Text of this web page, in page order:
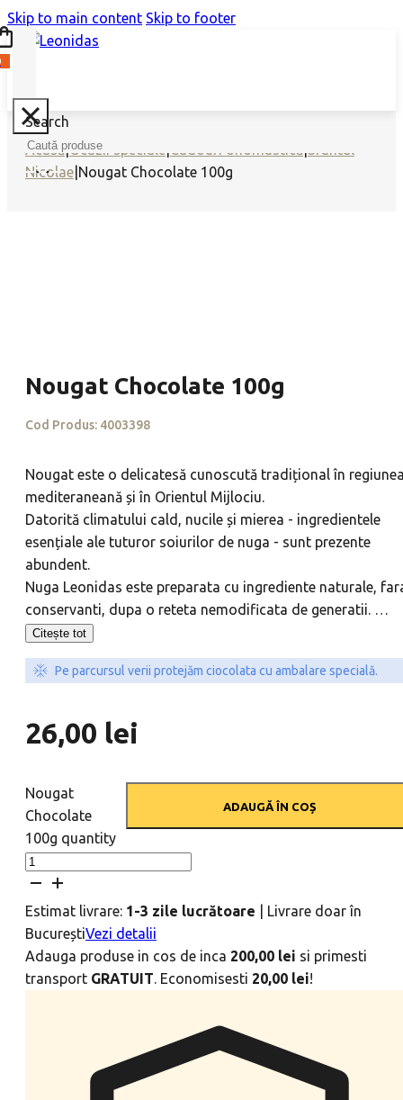
Skip to main content Skip to footer
Search
Acasă|Ocazii speciale|Cadouri onomastică|Sfântul
Nicolae Nougat Chocolate 100g
Nougat Chocolate 100g
Cod Produs: 4003398
Nougat este o delicatesă cunoscută tradițional în
mediteraneană și în Orientul Mijlociu.
Datorită climatului cald, nucile și mierea - ingredientele
esențiale ale tuturor soiurilor de nuga - sunt prezente
abundent.
Nuga Leonidas este preparata cu ingrediente naturale,
conservanti, dupa o reteta nemodificata de generatii. …
Citește tot
Pe parcursul verii protejăm ciocolata cu ambalare specială.
26,00 lei
Nougat
Chocolate
100g quantity
ADAUGĂ ÎN COȘ
Estimat livrare: 1-3 zile lucrătoare
Livrare doar în
BucureștiVezi detalii
Adauga produse in cos de inca 200,00 lei si primesti
transport GRATUIT. Economisesti 20,00 lei!